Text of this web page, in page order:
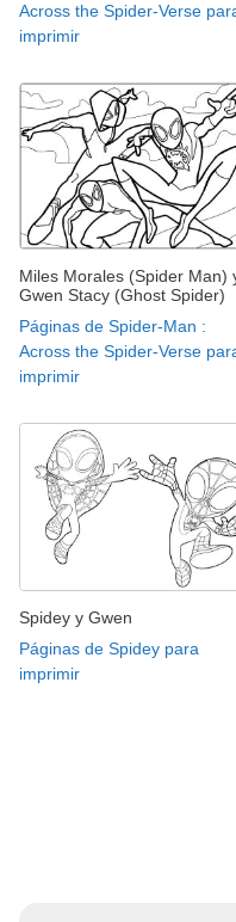
Across the Spider-Verse
imprimir
Miles Morales (Spider Man)
Gwen Stacy (Ghost Spider)
Páginas de Spider-Man :
Across the Spider-Verse
imprimir
Spidey y Gwen
Páginas de Spidey para
imprimir